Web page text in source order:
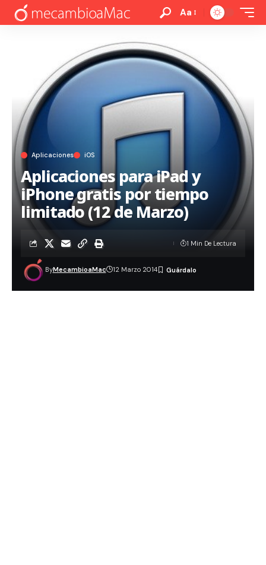
Aa
Aplicaciones iOS
Aplicaciones para iPad y
iPhone gratis por tiempo
limitado (12 de Marzo)
ByMecambioaMac 12 Marzo 2014
1 Min De Lectura